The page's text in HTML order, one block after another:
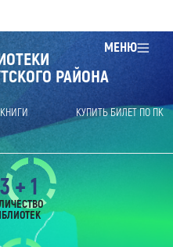
МЕНЮ
РАЙОНА
КУПИТЬ БИЛЕТ ПО ПК
+ 1